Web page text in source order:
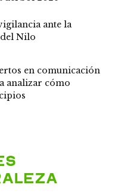
ante la
Nilo
en comunicación
analizar cómo